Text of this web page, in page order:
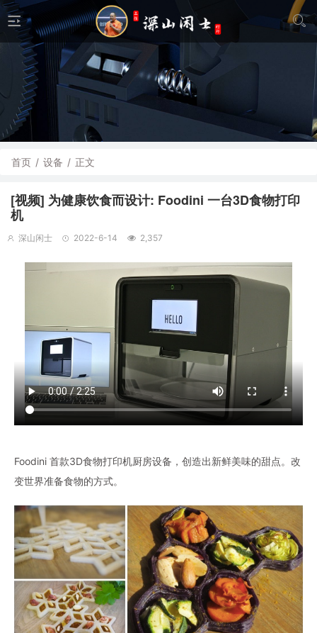
首页 / 设备 / 正文
[视频] 为健康饮食而设计: Foodini 一台3D食物打印
机
深山闲士 2022-6-14 2,357
Foodini 首款3D食物打印机厨房设备，创造出新鲜美味的甜点。改
变世界准备食物的方式。